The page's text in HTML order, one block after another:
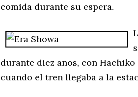
comida durante su espera.
durante diez años, con
cuando el tren llegaba a la